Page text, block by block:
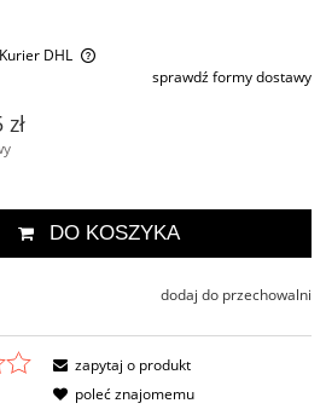
DHL
kosztów płatnościsprawdź formy dostawy
DO KOSZYKA
dodaj do przechowalni
zapytaj o produkt
poleć znajomemu